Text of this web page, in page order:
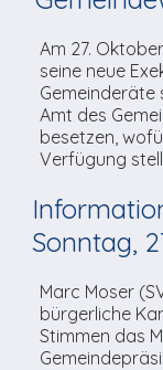
LOLY-
Flos
Unsere
Weg
Am 27.
seine neue
Gemeinderäte
Amt des
besetzen,
Verfügung
Sonntag,
Marc Moser
bürgerliche
Stimmen das